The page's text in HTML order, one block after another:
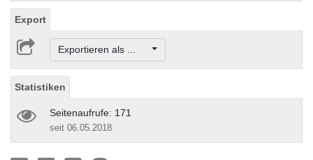
Export
Exportieren als ...
Statistiken
Seitenaufrufe: 171
seit 06.05.2018